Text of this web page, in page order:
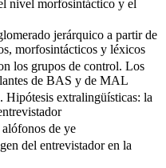
nivel morfosintáctico y el
jerárquico a partir de
morfosintácticos y léxicos
los grupos de control. Los
de BAS y de MAL
Hipótesis extralingüísticas: la
de ye
del entrevistador en la